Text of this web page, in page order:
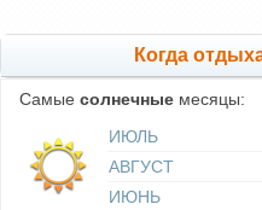
Когда
Самые солнечные месяцы:
ИЮЛЬ
АВГУСТ
ИЮНЬ